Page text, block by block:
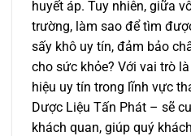
huyết áp. Tuy nhiên, giữa
trường, làm sao để tìm
sấy khô uy tín, đảm bảo
cho sức khỏe? Với vai trò
hiệu uy tín trong lĩnh vực
Dược Liệu Tấn Phát – sẽ
khách quan, giúp quý